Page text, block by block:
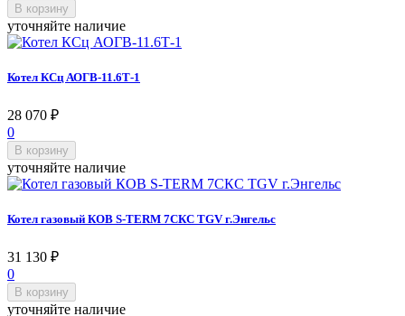
В корзину
уточняйте наличие
Котел КСц АОГВ-11.6Т-1
28 070 ₽
0
В корзину
уточняйте наличие
Котел газовый КОВ S-TERM 7СКС TGV г.Энгельс
31 130 ₽
0
В корзину
уточняйте наличие